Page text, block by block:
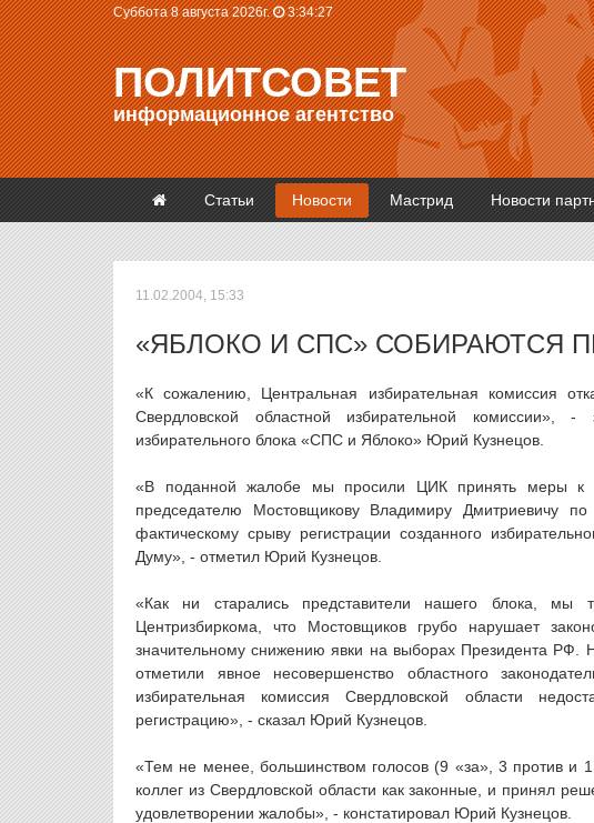
Суббота 8 августа 2026г. 3:34:27
ПОЛИТСОВЕТ
информационное агентство
Статьи Новости Мастрид Новости
11.02.2004, 15:33
«ЯБЛОКО И СПС» СОБИРАЮТСЯ
«К сожалению, Центральная избирательная комиссия
Свердловской областной избирательной комиссии»,
избирательного блока «СПС и Яблоко» Юрий Кузнецов.
«В поданной жалобе мы просили ЦИК принять меры к
председателю Мостовщикову Владимиру Дмитриевичу
фактическому срыву регистрации созданного
Думу», - отметил Юрий Кузнецов.
«Как ни старались представители нашего блока,
Центризбиркома, что Мостовщиков грубо нарушает
значительному снижению явки на выборах Президента РФ.
отметили явное несовершенство областного
избирательная комиссия Свердловской области
регистрацию», - сказал Юрий Кузнецов.
«Тем не менее, большинством голосов (9 «за», 3 против и
коллег из Свердловской области как законные, и принял
удовлетворении жалобы», - констатировал Юрий Кузнецов.